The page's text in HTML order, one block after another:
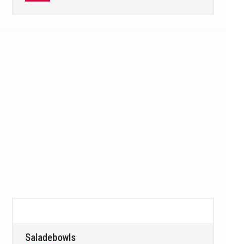
Saladebowls